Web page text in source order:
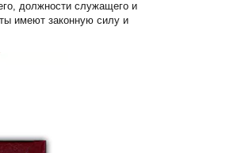
должности служащего и
имеют законную силу и